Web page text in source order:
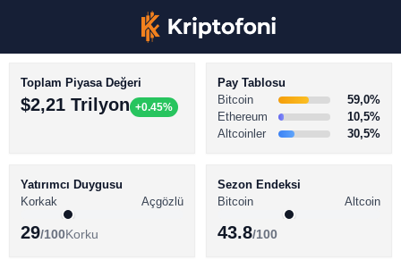
BİTCOİN HABERLERİ
ALTCOİN HABERLERİ
Toplam Piyasa Değeri
$2,21 Trilyon +0.45%
Pay Tablosu
Bitcoin
59,0%
Ethereum
10,5%
Altcoinler
30,5%
Yatırımcı Duygusu
Korkak
Açgözlü
29/100Korku
Sezon Endeksi
Bitcoin
Altcoin
43.8/100